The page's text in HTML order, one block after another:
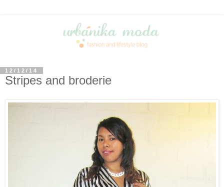
12/12/14
Stripes and broderie